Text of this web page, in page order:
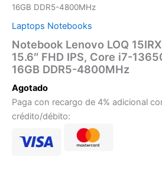
16GB DDR5-4800MHz
Laptops Notebooks
Notebook Lenovo LOQ
15.6″ FHD IPS, Core i7-
16GB DDR5-4800MHz
Agotado
Paga con recargo de 4% adicional
crédito/débito: